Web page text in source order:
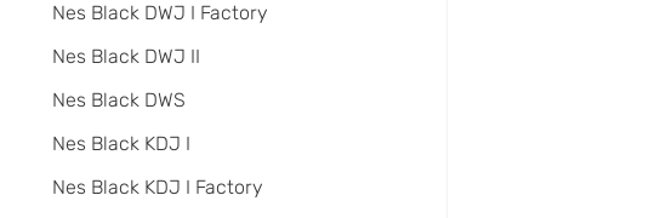
Nes Black DWJ I Factory
Nes Black DWJ II
Nes Black DWS
Nes Black KDJ I
Nes Black KDJ I Factory